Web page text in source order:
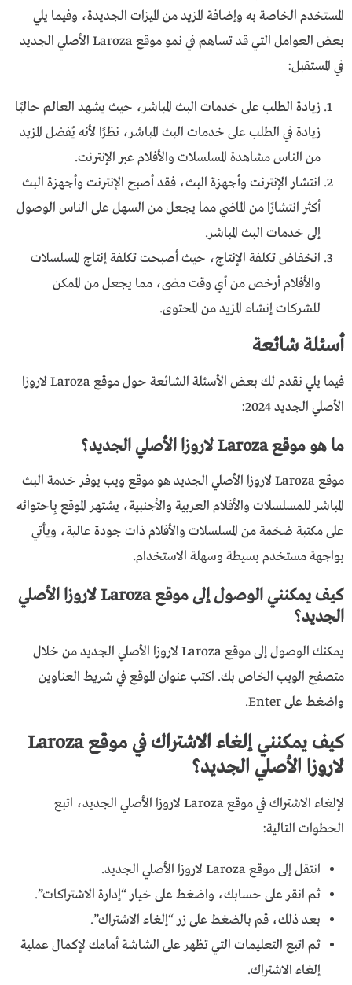
المستخدم الخاصة به وإضافة المزيد من الميزات الجديدة، وفيما يلي
بعض العوامل التي قد تساهم في نمو موقع Laroza الأصلي الجديد
في المستقبل:
زيادة الطلب على خدمات البث المباشر، حيث يشهد العالم حاليًا
زيادة في الطلب على خدمات البث المباشر، نظرًا لأنه يُفضل المزيد
من الناس مشاهدة المسلسلات والأفلام عبر الإنترنت.
انتشار الإنترنت وأجهزة البث، فقد أصبح الإنترنت وأجهزة البث
أكثر انتشارًا من الماضي مما يجعل من السهل على الناس الوصول
إلى خدمات البث المباشر.
انخفاض تكلفة الإنتاج، حيث أصبحت تكلفة إنتاج المسلسلات
والأفلام أرخص من أي وقت مضى، مما يجعل من الممكن
للشركات إنشاء المزيد من المحتوى.
أسئلة شائعة
فيما يلي نقدم لك بعض الأسئلة الشائعة حول موقع Laroza لاروزا
الأصلي الجديد 2024:
ما هو موقع Laroza لاروزا الأصلي الجديد؟
موقع Laroza لاروزا الأصلي الجديد هو موقع ويب يوفر خدمة البث
المباشر للمسلسلات والأفلام العربية والأجنبية، يشتهر الموقع بِاحتوائه
على مكتبة ضخمة من المسلسلات والأفلام ذات جودة عالية، ويأتي
بواجهة مستخدم بسيطة وسهلة الاستخدام.
كيف يمكنني الوصول إلى موقع Laroza لاروزا الأصلي
الجديد؟
يمكنك الوصول إلى موقع Laroza لاروزا الأصلي الجديد من خلال
متصفح الويب الخاص بك. اكتب عنوان الموقع في شريط العناوين
واضغط على Enter.
كيف يمكنني إلغاء الاشتراك في موقع Laroza
لاروزا الأصلي الجديد؟
لإلغاء الاشتراك في موقع Laroza لاروزا الأصلي الجديد، اتبع
الخطوات التالية:
انتقل إلى موقع Laroza لاروزا الأصلي الجديد.
ثم انقر على حسابك، واضغط على خيار “إدارة الاشتراكات”.
بعد ذلك، قم بالضغط على زر “إلغاء الاشتراك”.
ثم اتبع التعليمات التي تظهر على الشاشة أمامك لإكمال عملية
إلغاء الاشتراك.